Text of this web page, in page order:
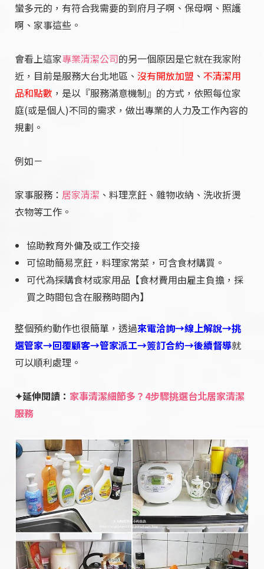
蠻多元的，有符合我需要的到府月子啊、保母啊、照護
啊、家事這些。
會看上這家專業清潔公司的另一個原因是它就在我家附
近，目前是服務大台北地區、 沒有開放加盟 、 不清潔用
品和點數 ，是以『服務滿意機制』的方式，依照每位家
庭(或是個人)不同的需求，做出專業的人力及工作內容的
規劃。
例如－
家事服務： 居家清潔 、料理烹飪、雜物收納、洗收折燙
衣物等工作。
協助教育外傭及或工作交接
可協助簡易烹飪，料理家常菜，可含食材購買。
可代為採購食材或家用品【食材費用由雇主負擔，採
買之時間包含在服務時間內】
整個預約動作也很簡單，透過來電洽詢→線上解說→挑
選管家→回覆顧客→管家派工→簽訂合約→後續督導就
可以順利處理。
✦延伸閱讀： 家事清潔細節多？4步驟挑選台北居家清潔
服務